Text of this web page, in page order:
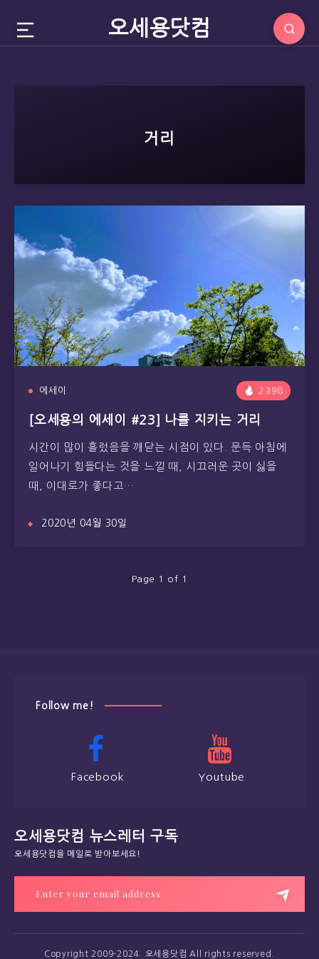
오세용닷컴
거리
에세이 2398
[오세용의 에세이 #23] 나를 지키는 거리
시간이 많이 흘렀음을 깨닫는 시점이 있다. 문득 아침에
일어나기 힘들다는 것을 느낄 때, 시끄러운 곳이 싫을
때, 이대로가 좋다고…
2020년 04월 30일
Page 1 of 1
Follow me!
Facebook Youtube
오세용닷컴 뉴스레터 구독
오세용닷컴을 메일로 받아보세요!
Copyright 2009-2024. 오세용닷컴 All rights reserved.